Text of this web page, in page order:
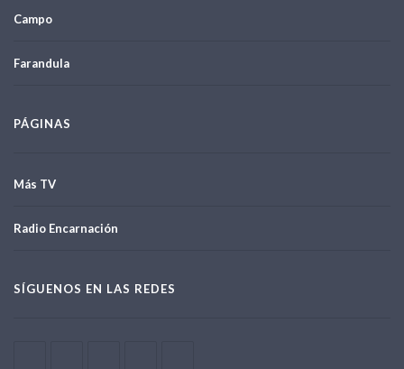
Campo
Farandula
PÁGINAS
Más TV
Radio Encarnación
SÍGUENOS EN LAS REDES